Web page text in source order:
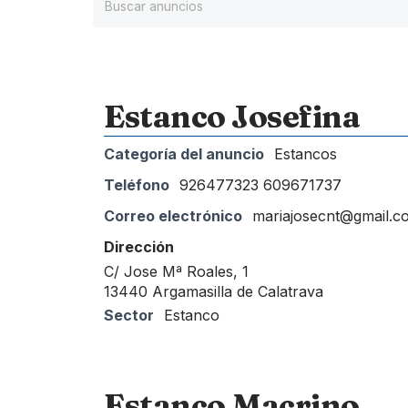
Estanco Josefina
Categoría del anuncio Estancos
Teléfono 926477323 609671737
Correo electrónico
Dirección
C/ Jose Mª Roales, 1
13440 Argamasilla de Calatrava
Sector
Estanco